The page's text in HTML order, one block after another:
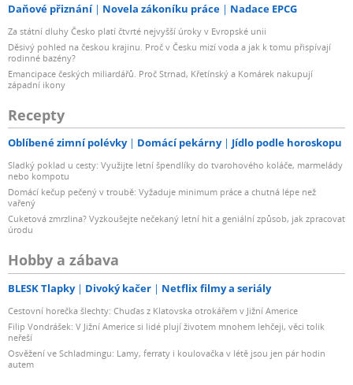
Daňové přiznání Novela zákoníku práce Nadace EPCG
Za státní dluhy Česko platí čtvrté nejvyšší úroky v Evropské unii
Děsivý pohled na českou krajinu. Proč v Česku mizí voda a jak k tomu přispívají
rodinné bazény?
Emancipace českých miliardářů. Proč Strnad, Křetínský a Komárek nakupují
západní ikony
Recepty
Oblíbené zimní polévky Domácí pekárny Jídlo podle horoskopu
Sladký poklad u cesty: Využijte letní špendlíky do tvarohového koláče, marmelády
nebo kompotu
Domácí kečup pečený v troubě: Vyžaduje minimum práce a chutná lépe než
vařený
Cuketová zmrzlina? Vyzkoušejte nečekaný letní hit a geniální způsob, jak zpracovat
úrodu
Hobby a zábava
BLESK Tlapky Divoký kačer Netflix filmy a seriály
Cestovní horečka šlechty: Chuďas z Klatovska otrokářem v Jižní Americe
Filip Vondrášek: V Jižní Americe si lidé plují životem mnohem lehčeji, věci tolik
neřeší
Osvěžení ve Schladmingu: Lamy, ferraty i koulovačka v létě jsou jen pár hodin
autem